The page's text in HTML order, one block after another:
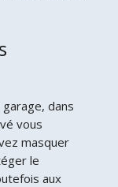
dans
vous
masquer
le
aux